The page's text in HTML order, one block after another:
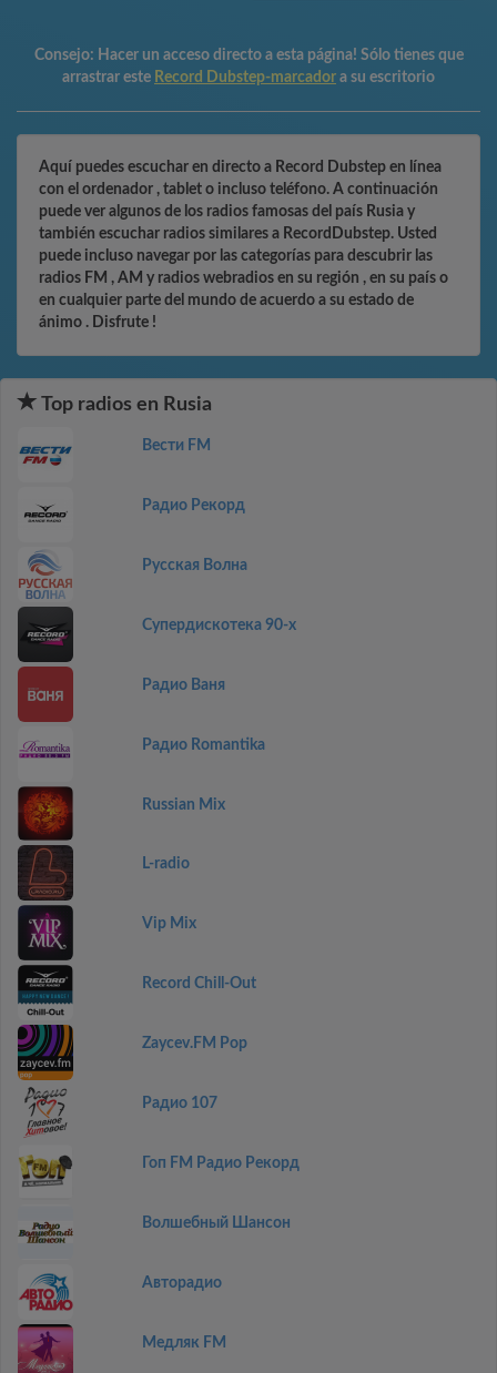
Consejo: Hacer un acceso directo a esta página! Sólo tienes que
arrastrar este Record Dubstep-marcador a su escritorio
Aquí puedes escuchar en directo a Record Dubstep en línea
con el ordenador , tablet o incluso teléfono. A continuación
puede ver algunos de los radios famosas del país Rusia y
también escuchar radios similares a RecordDubstep. Usted
puede incluso navegar por las categorías para descubrir las
radios FM , AM y radios webradios en su región , en su país o
en cualquier parte del mundo de acuerdo a su estado de
ánimo . Disfrute !
Top radios en Rusia
Вести FM
Радио Рекорд
Русская Волна
Супердискотека 90-х
Радио Ваня
Радио Romantika
Russian Mix
L-radio
Vip Mix
Record Chill-Out
Zaycev.FM Pop
Радио 107
Гоп FM Радио Рекорд
Волшебный Шансон
Авторадио
Медляк FM